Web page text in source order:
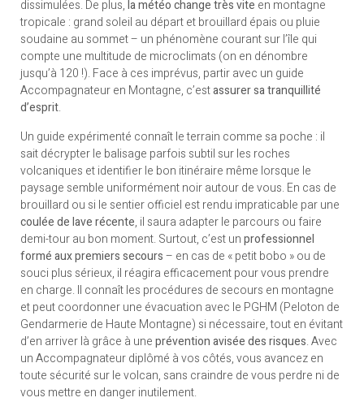
dissimulées. De plus,la météo change très vite en montagne
tropicale : grand soleil au départ et brouillard épais ou pluie
soudaine au sommet – un phénomène courant sur l’île qui
compte une multitude de microclimats (on en dénombre
jusqu’à 120 !). Face à ces imprévus, partir avec un guide
Accompagnateur en Montagne, c’estassurer sa tranquillité
d’esprit.
Un guide expérimenté connaît le terrain comme sa poche : il
sait décrypter le balisage parfois subtil sur les roches
volcaniques et identifier le bon itinéraire même lorsque le
paysage semble uniformément noir autour de vous. En cas de
brouillard ou si le sentier officiel est rendu impraticable par une
coulée de lave récente, il saura adapter le parcours ou faire
demi-tour au bon moment. Surtout, c’est unprofessionnel
formé aux premiers secours– en cas de « petit bobo » ou de
souci plus sérieux, il réagira efficacement pour vous prendre
en charge. Il connaît les procédures de secours en montagne
et peut coordonner une évacuation avec le PGHM (Peloton de
Gendarmerie de Haute Montagne) si nécessaire, tout en évitant
d’en arriver là grâce à uneprévention avisée des risques. Avec
un Accompagnateur diplômé à vos côtés, vous avancez en
toute sécurité sur le volcan, sans craindre de vous perdre ni de
vous mettre en danger inutilement.